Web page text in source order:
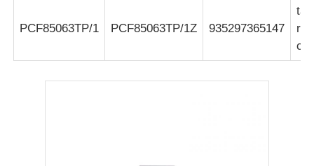
Układ scalony DSP
PCF85063TP/1 PCF85063TP/1Z 935297365147